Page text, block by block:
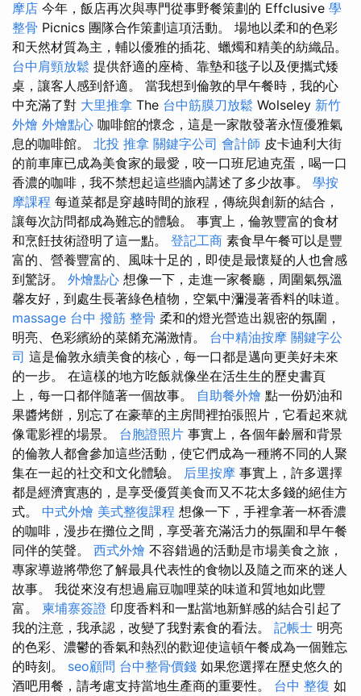
摩店 今年，飯店再次與專門從事野餐策劃的 Effclusive 學
整骨 Picnics 團隊合作策劃這項活動。 場地以柔和的色彩
和天然材質為主，輔以優雅的插花、蠟燭和精美的紡織品。
台中肩頸放鬆 提供舒適的座椅、靠墊和毯子以及便攜式矮
桌，讓客人感到舒適。 當我想到倫敦的早午餐時，我的心
中充滿了對 大里推拿 The 台中筋膜刀放鬆 Wolseley 新竹
外燴 外燴點心 咖啡館的懷念，這是一家散發著永恆優雅氣
息的咖啡館。 北投 推拿 關鍵字公司 會計師 皮卡迪利大街
的前車庫已成為美食家的最愛，咬一口班尼迪克蛋，喝一口
香濃的咖啡，我不禁想起這些牆內講述了多少故事。 學按
摩課程 每道菜都是穿越時間的旅程，傳統與創新的結合，
讓每次訪問都成為難忘的體驗。 事實上，倫敦豐富的食材
和烹飪技術證明了這一點。 登記工商 素食早午餐可以是豐
富的、營養豐富的、風味十足的，即使是最懷疑的人也會感
到驚訝。 外燴點心 想像一下，走進一家餐廳，周圍氣氛溫
馨友好，到處生長著綠色植物，空氣中瀰漫著香料的味道。
massage 台中 撥筋 整骨 柔和的燈光營造出親密的氛圍，
明亮、色彩繽紛的菜餚充滿激情。 台中精油按摩 關鍵字公
司 這是倫敦永續美食的核心，每一口都是邁向更美好未來
的一步。 在這樣的地方吃飯就像坐在活生生的歷史書頁
上，每一口都伴隨著一個故事。 自助餐外燴 點一份奶油和
果醬烤餅，別忘了在豪華的主房間裡拍張照片，它看起來就
像電影裡的場景。 台胞證照片 事實上，各個年齡層和背景
的倫敦人都會參加這些活動，使它們成為一種將不同的人聚
集在一起的社交和文化體驗。 后里按摩 事實上，許多選擇
都是經濟實惠的，是享受優質美食而又不花太多錢的絕佳方
式。 中式外燴 美式整復課程 想像一下，手裡拿著一杯香濃
的咖啡，漫步在攤位之間，享受著充滿活力的氛圍和早午餐
同伴的笑聲。 西式外燴 不容錯過的活動是市場美食之旅，
專家導遊將帶您了解最具代表性的食物以及隨之而來的迷人
故事。 我從來沒有想過扁豆咖哩菜的味道和質地如此豐
富。 柬埔寨簽證 印度香料和一點當地新鮮感的結合引起了
我的注意，我承認，改變了我對素食的看法。 記帳士 明亮
的色彩、濃鬱的香氣和熱烈的歡迎使這頓午餐成為一個難忘
的時刻。 seo顧問 台中整骨價錢 如果您選擇在歷史悠久的
酒吧用餐，請考慮支持當地生產商的重要性。 台中 整復 如